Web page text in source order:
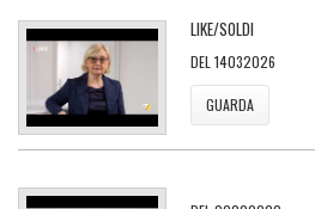
LIKE/SOLDI
DEL 14032026
GUARDA